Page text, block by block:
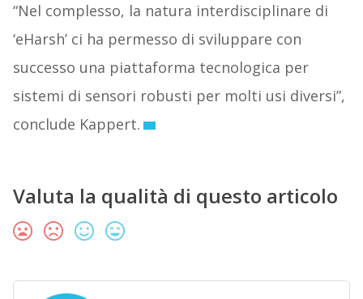
“Nel complesso, la natura interdisciplinare di
‘eHarsh’ ci ha permesso di sviluppare con
successo una piattaforma tecnologica per
sistemi di sensori robusti per molti usi diversi”,
conclude Kappert.
Valuta la qualità di questo articolo